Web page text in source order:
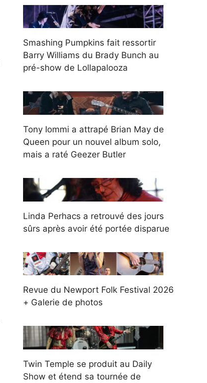
Smashing Pumpkins fait ressortir
Barry Williams du Brady Bunch au
pré-show de Lollapalooza
Tony Iommi a attrapé Brian May de
Queen pour un nouvel album solo,
mais a raté Geezer Butler
Linda Perhacs a retrouvé des jours
sûrs après avoir été portée disparue
Revue du Newport Folk Festival 2026
+ Galerie de photos
Twin Temple se produit au Daily
Show et étend sa tournée de